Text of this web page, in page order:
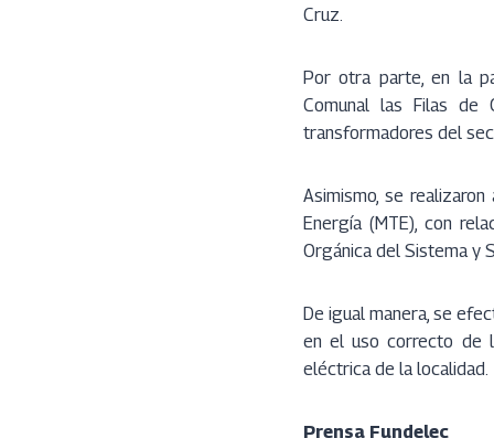
Cruz.
Por otra parte, en la
Comunal las Filas de
transformadores del
Asimismo, se
Energía (MTE), con
Orgánica del Sistema y
De igual manera, se
en el uso correcto de
eléctrica de la localidad.
Prensa Fundelec